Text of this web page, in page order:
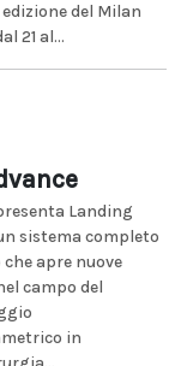
del Milan
21 al...
Landing
sistema completo
apre nuove
campo del
in